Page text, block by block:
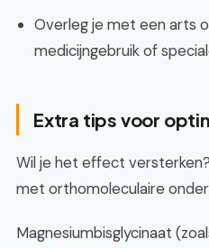
Overleg je met een arts
medicijngebruik of
Extra tips voor
Wil je het effect
met orthomoleculaire
Magnesiumbisglycinaat